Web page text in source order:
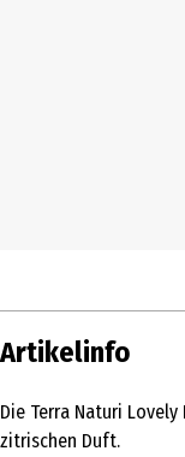
Artikelinfo
Die Terra Naturi
zitrischen Duft.